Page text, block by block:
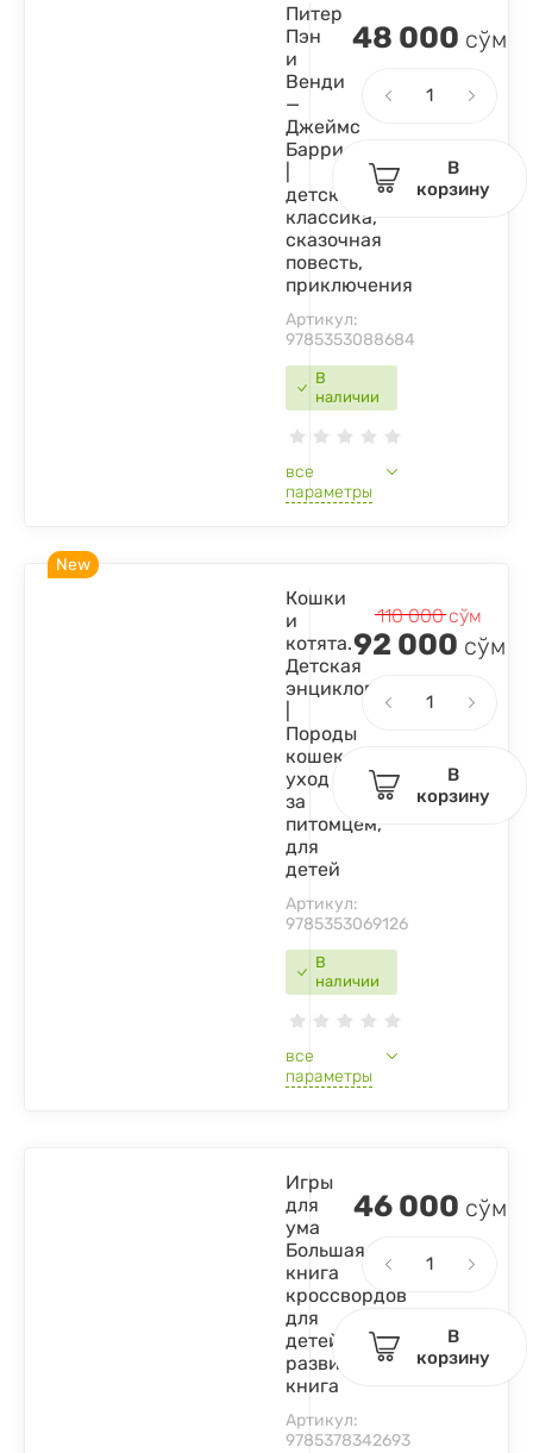
В
наличии
Питер
Пэн
и
Венди
—
Джеймс
Барри
детская
классика,
сказочная
повесть,
приключения
Артикул:
9785353088684
все
параметры
48 000 сўм
В
корзину
New
В
наличии
Кошки
и
котята.
Детская
энциклопедия
Породы
кошек,
уход
за
питомцем,
для
детей
Артикул:
9785353069126
все
параметры
110 000сўм
92 000 сўм
В
корзину
Игры
для
ума
Большая
книга
кроссвордов
для
детей
развивающая
книга
Артикул:
9785378342693
46 000 сўм
В
корзину